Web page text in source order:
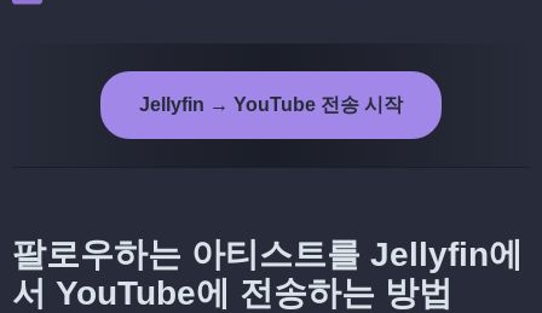
Jellyfin → YouTube 전송 시작
팔로우하는 아티스트를 Jellyfin에
서 YouTube에 전송하는 방법